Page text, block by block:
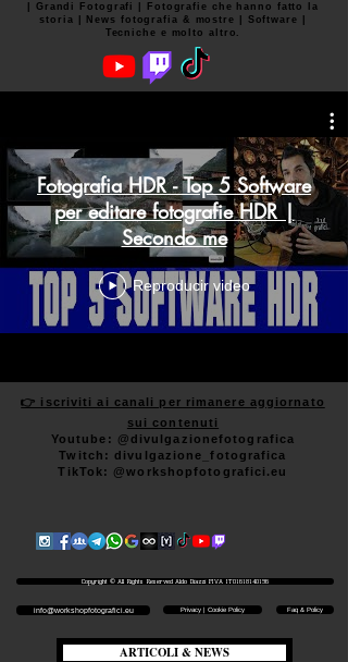
| Grandi Fotografi | Fotografie che hanno fatto la
storia | News fotografia & mostre | Software |
Tecniche e molto altro.
Fotografia HDR - Top 5 Software
per editare fotografie HDR |
Secondo me
Reproducir video
👉 iscriviti ai canali per rimanere aggiornato
sui contenuti
Youtube: @divulgazionefotografica
Twitch: divulgazione_fotografica
TikTok: @workshopfotografici.eu
Copyright © All Rights Reserved Aldo Diazzi P.IVA IT01618140196
Faq & Policy
info@workshopfotografici.eu Privacy | Cookie Policy
ARTICOLI & NEWS